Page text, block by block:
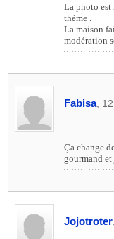
La photo est
thème .
La maison
modération
Fabisa,
Ça change
gourmand
Jojotroter